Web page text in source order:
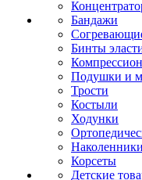
Бандажи
Бинты
Подушки и
Трости
Костыли
Ходунки
Наколенники
Корсеты
Детские